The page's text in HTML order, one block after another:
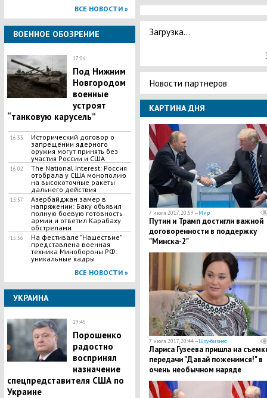
ВСЕ НОВОСТИ »
ВОЕННОЕ ОБОЗРЕНИЕ
17:06
Под Нижним
Новгородом
военные
устроят
“танковую карусель”
16:33
Исторический договор о
запрещении ядерного
оружия могут принять без
участия России и США
16:02
The National Interest: Россия
отобрала у США монополию
на высокоточные ракеты
дальнего действия
15:57
Азербайджан замер в
напряжении: Баку объявил
полную боевую готовность
армии и ответил Карабаху
обстрелами
15:56
На фестивале "Нашествие"
представлена военная
техника Минобороны РФ:
уникальные кадры
ВСЕ НОВОСТИ »
УКРАИНА
19:45
Порошенко
радостно
воспринял
назначение
спецпредставителя США по
Украине
Загрузка...
Новости партнеров
КАРТИНА ДНЯ
7 июля 2017, 20:59 —Мир
Путин и Трамп достигли важной
договоренности в поддержку
"Минска-2"
7 июля 2017, 20:44 —Шоу-бизнес
Лариса Гузеева пришла на
передачи "Давай поженимся!" в
очень необычном наряде